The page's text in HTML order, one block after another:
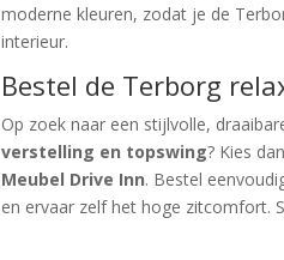
moderne kleuren, zodat je de
interieur.
Bestel de Terborg
Op zoek naar een stijlvolle,
verstelling en topswing? Kies
Meubel Drive Inn. Bestel
en ervaar zelf het hoge zitcomfort.